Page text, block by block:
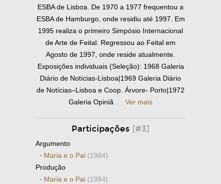
ESBA de Lisboa. De 1970 a 1977 frequentou a
ESBA de Hamburgo, onde residiu até 1997. Em
1995 realiza o primeiro Simpósio Internacional
de Arte de Feital. Regressou ao Feital em
Agosto de 1997, onde reside atualmente.
Exposições individuais (Seleção): 1968 Galeria
Diário de Notícias-Lisboa|1969 Galeria Diário
de Notícias–Lisboa e Coop. Árvore- Porto|1972
Galeria Opiniã... Ver mais
Participações [#3]
Argumento
· Maria e o Pai (1984)
Produção
· Maria e o Pai (1984)